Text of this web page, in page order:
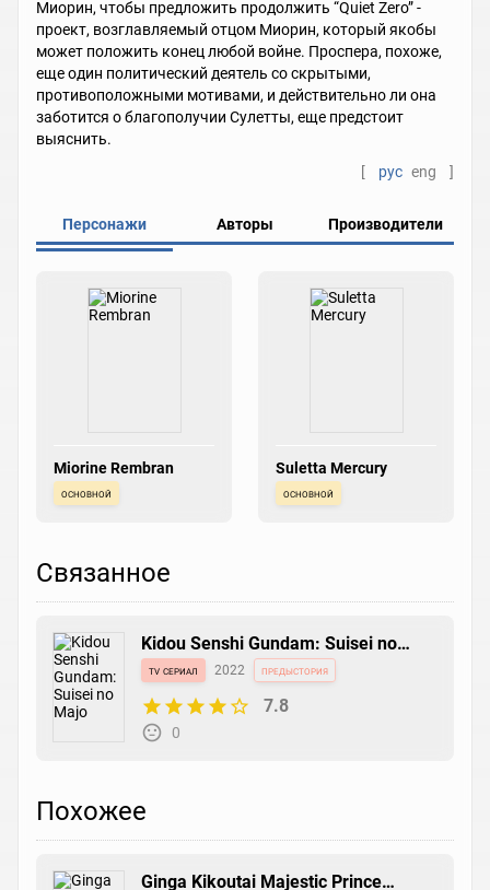
Миорин, чтобы предложить продолжить “Quiet Zero” -
проект, возглавляемый отцом Миорин, который якобы
может положить конец любой войне. Проспера, похоже,
еще один политический деятель со скрытыми,
противоположными мотивами, и действительно ли она
заботится о благополучии Сулетты, еще предстоит
выяснить.
[
рус eng ]
Персонажи Авторы Производители
Miorine Rembran
основной
Suletta Mercury
основной
Связанное
Kidou Senshi Gundam: Suisei no
Majo
tv сериал 2022 предыстория
7.8
0
Похожее
Ginga Kikoutai Majestic Prince